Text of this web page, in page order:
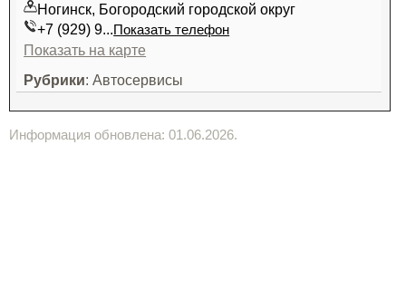
Ногинск, Богородский городской округ
+7 (929) 9...Показать телефон
Показать на карте
Рубрики: Автосервисы
Информация обновлена: 01.06.2026.